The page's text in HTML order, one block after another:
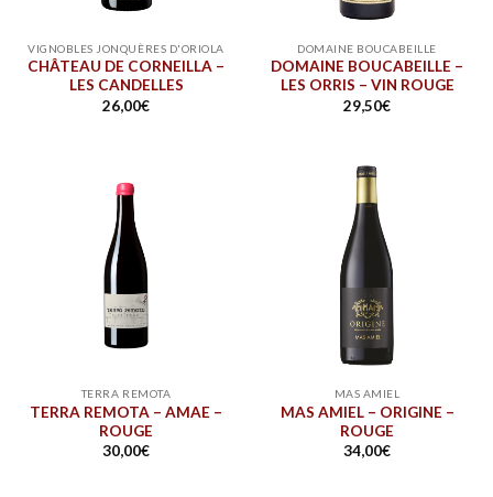
VIGNOBLES JONQUÈRES D'ORIOLA
CHÂTEAU DE CORNEILLA –
LES CANDELLES
26,00€
DOMAINE BOUCABEILLE
DOMAINE BOUCABEILLE –
LES ORRIS – VIN ROUGE
29,50€
TERRA REMOTA
TERRA REMOTA – AMAE –
ROUGE
30,00€
MAS AMIEL
MAS AMIEL – ORIGINE –
ROUGE
34,00€